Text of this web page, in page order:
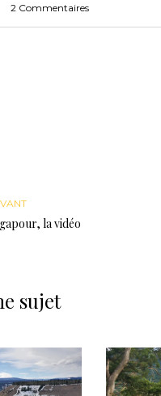
2 Commentaires
la vidéo
sujet